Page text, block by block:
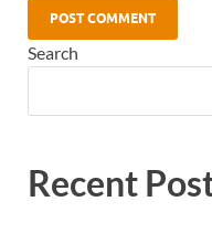
Search
Recent